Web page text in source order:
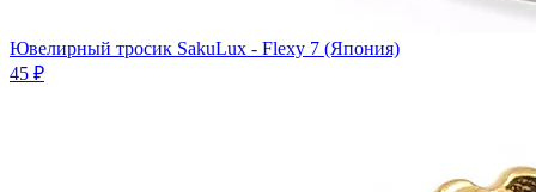
Ювелирный тросик SakuLux - Flexy 7 (Япония)
45 ₽